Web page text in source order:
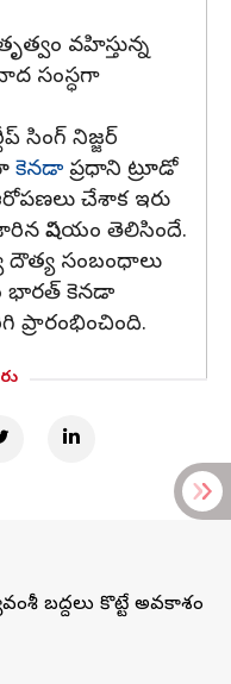
వహిస్తున్న
సంస్ధగా
సింగ్ నిజ్జర్
కెనడా ప్రధాని ట్రూడో
చేశాక ఇరు
విషయం తెలిసిందే.
దౌత్య సంబంధాలు
భారత్ కెనడా
ప్రారంభించింది.
బద్దలు కొట్టే అవకాశం